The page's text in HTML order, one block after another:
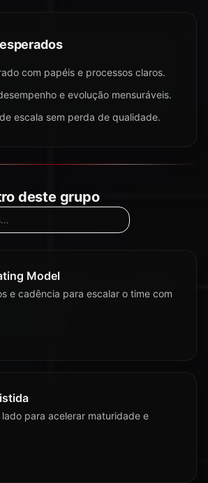
com papéis e processos claros.
e evolução mensuráveis.
escala sem perda de qualidade.
deste grupo
Model
e cadência para escalar o time com
para acelerar maturidade e